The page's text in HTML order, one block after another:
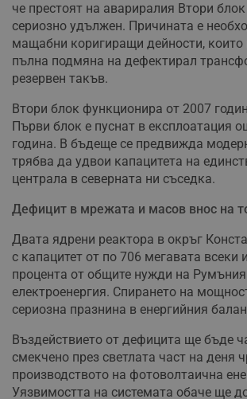
че престоят на авариралия Втори
сериозно удължен. Причината е
мащабни коригиращи дейности,
пълна подмяна на дефектирал
резервен такъв.
Втори блок функционира от 2007
Първи блок е пуснат в експлоатация
година. В бъдеще се предвижда
трябва да удвои капацитета на
централа в северната ни съседка.
Дефицит в мрежата и масов внос на
Двата ядрени реактора в окръг
с капацитет от по 706 мегавата всеки
процента от общите нужди на
електроенергия. Спирането на
сериозна празнина в енергийния
Въздействието от дефицита ще бъде
смекчено през светлата част на деня
производството на фотоволтаична
Уязвимостта на системата обаче ще